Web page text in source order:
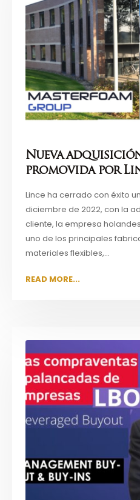
Nueva
promovida por
Lince ha cerrado con éxito
diciembre de 2022, con la
cliente, la empresa
uno de los principales
materiales flexibles,...
READ MORE...